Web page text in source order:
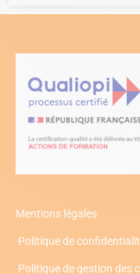
Mentions légales
Politique de
Politique de gestion des